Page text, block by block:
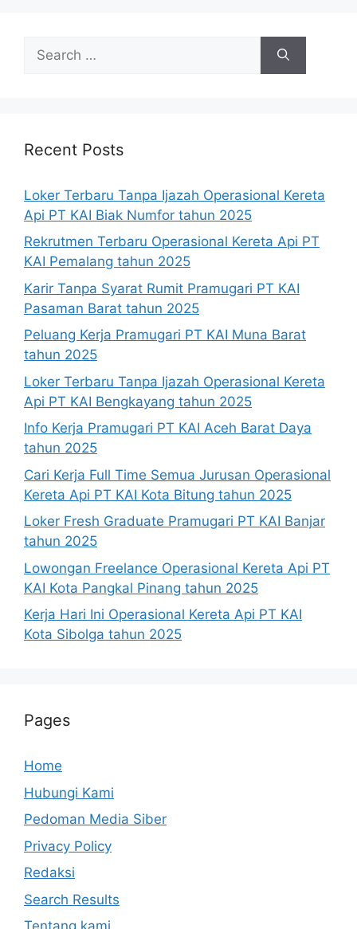
for:
Recent Posts
Loker Terbaru Tanpa Ijazah Operasional Kereta
Api PT KAI Biak Numfor tahun 2025
Rekrutmen Terbaru Operasional Kereta Api PT
KAI Pemalang tahun 2025
Karir Tanpa Syarat Rumit Pramugari PT KAI
Pasaman Barat tahun 2025
Peluang Kerja Pramugari PT KAI Muna Barat
tahun 2025
Loker Terbaru Tanpa Ijazah Operasional Kereta
Api PT KAI Bengkayang tahun 2025
Info Kerja Pramugari PT KAI Aceh Barat Daya
tahun 2025
Cari Kerja Full Time Semua Jurusan Operasional
Kereta Api PT KAI Kota Bitung tahun 2025
Loker Fresh Graduate Pramugari PT KAI Banjar
tahun 2025
Lowongan Freelance Operasional Kereta Api PT
KAI Kota Pangkal Pinang tahun 2025
Kerja Hari Ini Operasional Kereta Api PT KAI
Kota Sibolga tahun 2025
Pages
Home
Hubungi Kami
Pedoman Media Siber
Privacy Policy
Redaksi
Search Results